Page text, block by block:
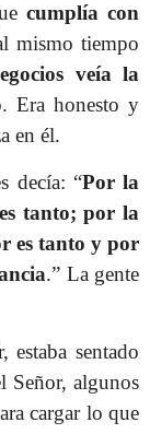
cumplía con
mismo tiempo
veía la
. Era honesto y
en él.
decía: “Por la
tanto; por la
es tanto y por
.” La gente
sentado
Señor, algunos
cargar lo que